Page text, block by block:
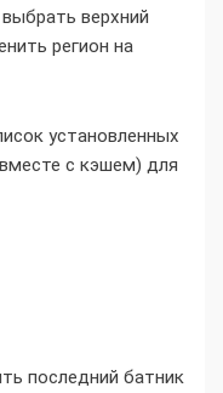
верхний
регион на
установленных
с кэшем) для
последний батник